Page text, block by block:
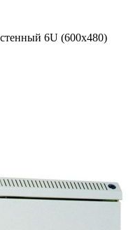
6U (600x480)